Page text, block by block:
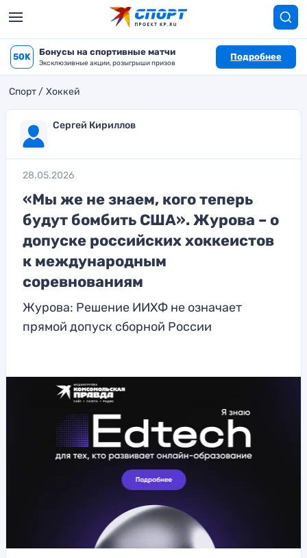
50K Бонусы на спортивные матчи
Эксклюзивные акции, розыгрыши призов
Подробнее
Спорт Хоккей
Сергей Кириллов
28.05.2026
«Мы же не знаем, кого теперь
будут бомбить США». Журова – о
допуске российских хоккеистов
к международным
соревнованиям
Журова: Решение ИИХФ не означает
прямой допуск сборной России